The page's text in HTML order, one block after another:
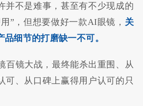
并不是难事，甚至有不少现成的
”，但想要做好一款AI眼镜， 关
细节的打磨缺一不可。
百镜大战，最终能杀出重围、从
可、从口碑上赢得用户认可的只